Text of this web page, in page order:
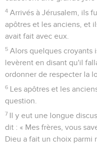
4 Arrivés à Jérusalem, ils
apôtres et les anciens, et
avait fait avec eux.
5 Alors quelques croyants
levèrent en disant qu'il
ordonner de respecter la
6 Les apôtres et les
question.
7 Il y eut une longue
dit : « Mes frères, vous
Dieu a fait un choix parmi